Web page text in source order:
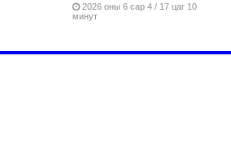
2026 оны 6 сар 4 / 17 цаг 10
минут